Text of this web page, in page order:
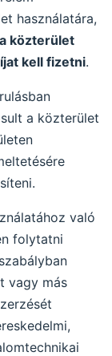
használatára,
a közterület
kell fizetni.
a közterület
való
folytatni
vagy más